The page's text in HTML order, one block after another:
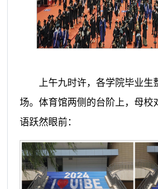
上午九时许，各学院毕业生
场。体育馆两侧的台阶上，母校
语跃然眼前：